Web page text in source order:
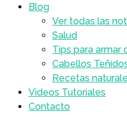
Blog
Ver todas las
Salud
Tips para armar
Cabellos
Recetas
Videos Tutoriales
Contacto